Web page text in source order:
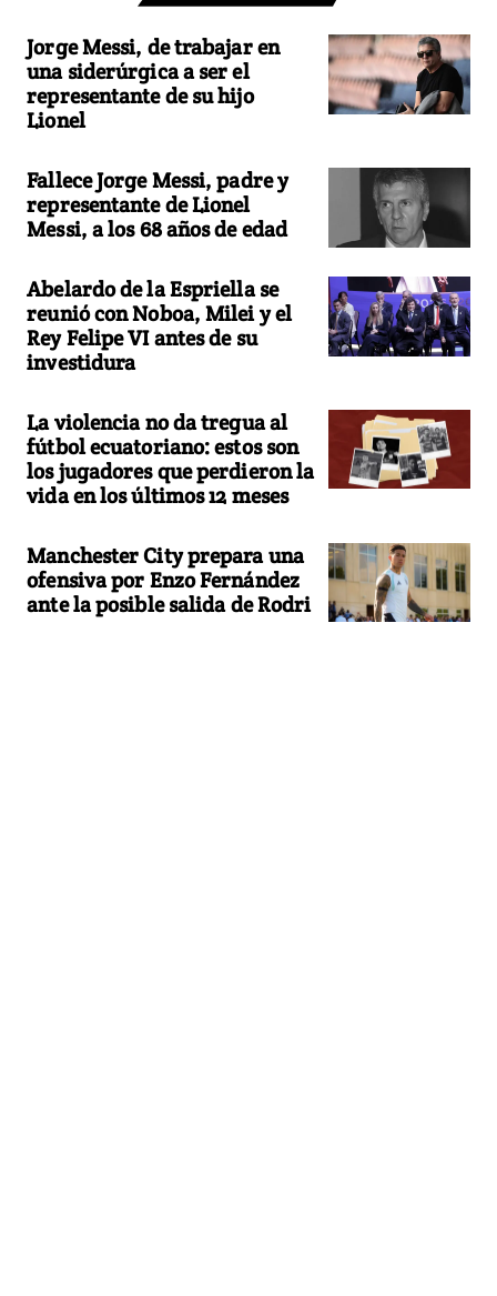
Jorge Messi, de trabajar en
una siderúrgica a ser el
representante de su hijo
Lionel
Fallece Jorge Messi, padre y
representante de Lionel
Messi, a los 68 años de edad
Abelardo de la Espriella se
reunió con Noboa, Milei y el
Rey Felipe VI antes de su
investidura
La violencia no da tregua al
fútbol ecuatoriano: estos son
los jugadores que perdieron la
vida en los últimos 12 meses
Manchester City prepara una
ofensiva por Enzo Fernández
ante la posible salida de Rodri